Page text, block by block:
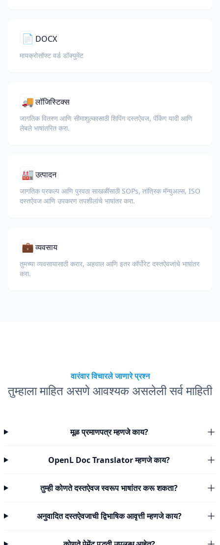
📄 DOCX
मायक्रोसॉफ्ट वर्ड डॉक्युमेंट
🚚लॉजिस्टिक्स
जागतिक वितरण आणि सीमाशुल्कासाठी शिपिंग दस्तऐवज, पॅकिंग यादी आणि
लेबले भाषांतरित करा.
🏭उत्पादन
जागतिक प्रकल्प आणि पुरवठा साखळींसाठी SOPs, तांत्रिक मॅन्युअल्स, ISO
दस्तऐवज आणि उपकरण तपशीलांचे भाषांतर करा.
💼व्यवसाय
तुमच्या व्यवसायासाठी करार, अहवाल आणि इतर कॉर्पोरेट दस्तऐवजांचे भाषांतर
करा.
वारंवार विचारले जाणारे प्रश्न
तुम्हाला माहित असणे आवश्यक असलेली सर्व माहिती
मूळ प्रमाणपत्र म्हणजे काय?
OpenL Doc Translator म्हणजे काय?
तुम्ही कोणते दस्तऐवज स्वरूप भाषांतर करू शकता?
अनुवादित दस्तऐवजाची द्विभाषिक आवृत्ती म्हणजे काय?